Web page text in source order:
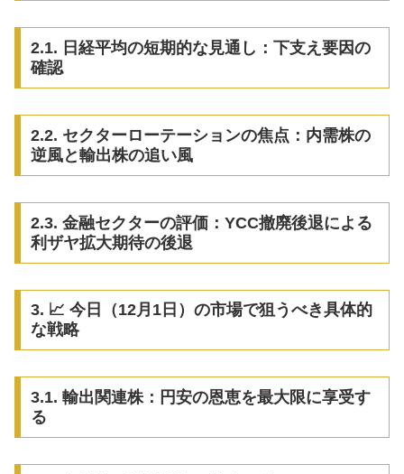
2.1. 日経平均の短期的な見通し：下支え要因の
確認
2.2. セクターローテーションの焦点：内需株の
逆風と輸出株の追い風
2.3. 金融セクターの評価：YCC撤廃後退による
利ザヤ拡大期待の後退
3. 📈 今日（12月1日）の市場で狙うべき具体的
な戦略
3.1. 輸出関連株：円安の恩恵を最大限に享受す
る